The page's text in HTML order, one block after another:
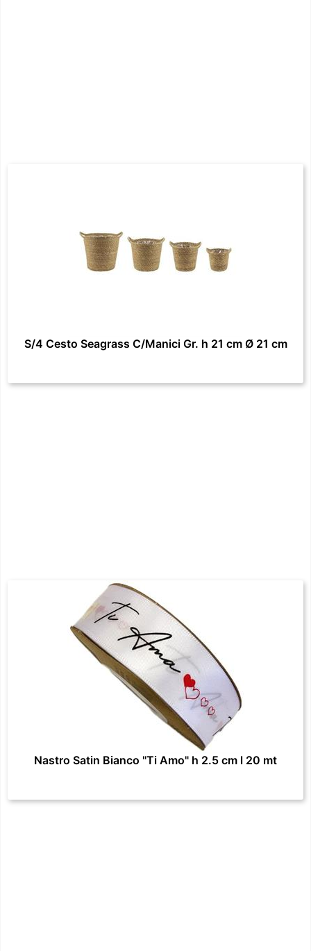
S/4 Cesto Seagrass C/Manici Gr. h 21 cm Ø 21 cm
Nastro Satin Bianco "Ti Amo" h 2.5 cm l 20 mt